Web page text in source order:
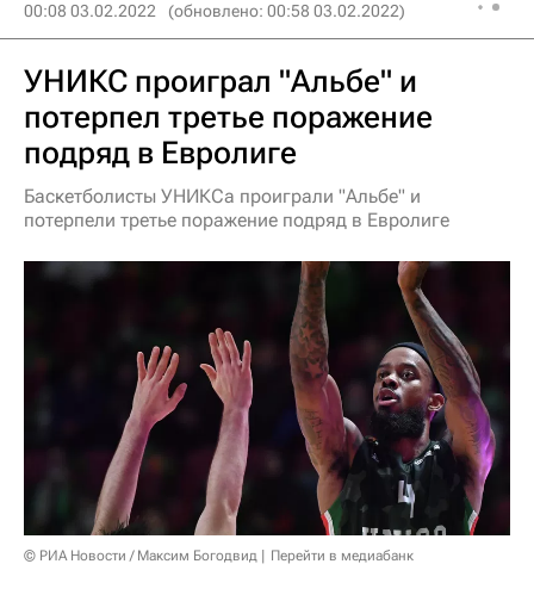
00:08 03.02.2022 (обновлено: 00:58 03.02.2022)
УНИКС проиграл "Альбе" и
потерпел третье поражение
подряд в Евролиге
Баскетболисты УНИКСа проиграли "Альбе" и
потерпели третье поражение подряд в Евролиге
© РИА Новости / Максим Богодвид Перейти в медиабанк